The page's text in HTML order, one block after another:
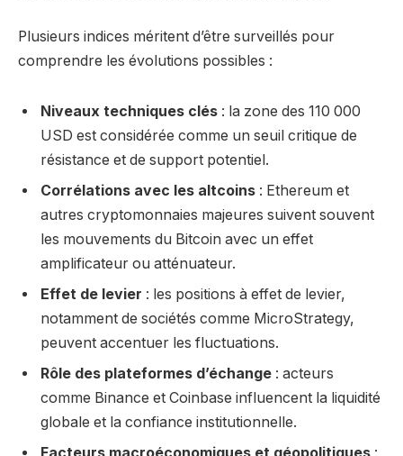
Plusieurs indices méritent d’être surveillés pour
comprendre les évolutions possibles :
Niveaux techniques clés : la zone des 110 000
USD est considérée comme un seuil critique de
résistance et de support potentiel.
Corrélations avec les altcoins : Ethereum et
autres cryptomonnaies majeures suivent souvent
les mouvements du Bitcoin avec un effet
amplificateur ou atténuateur.
Effet de levier : les positions à effet de levier,
notamment de sociétés comme MicroStrategy,
peuvent accentuer les fluctuations.
Rôle des plateformes d’échange : acteurs
comme Binance et Coinbase influencent la liquidité
globale et la confiance institutionnelle.